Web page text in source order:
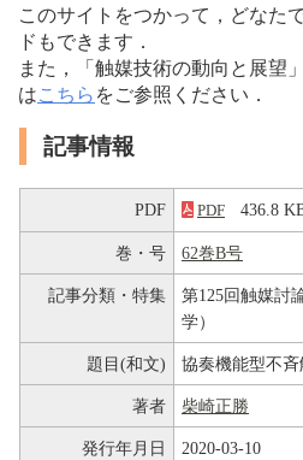
このサイトをつかって，どなた
ドもできます．
また，「触媒技術の動向と展望
はこちら をご参照ください．
記事情報
PDF PDF 436.8
巻・号 62巻B号
記事分類・特集
第125回触媒討
学）
題目(和文) 協奏機能型不
著者 柴崎正勝
発行年月日 2020-03-10